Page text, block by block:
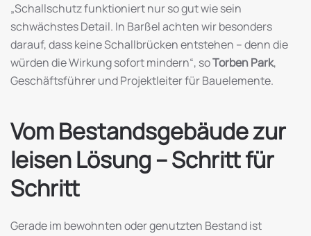
„Schallschutz funktioniert nur so gut wie sein
schwächstes Detail. In Barßel achten wir besonders
darauf, dass keine Schallbrücken entstehen – denn die
würden die Wirkung sofort mindern“, soTorben Park,
Geschäftsführer und Projektleiter für Bauelemente.
Vom Bestandsgebäude zur
leisen Lösung – Schritt für
Schritt
Gerade im bewohnten oder genutzten Bestand ist